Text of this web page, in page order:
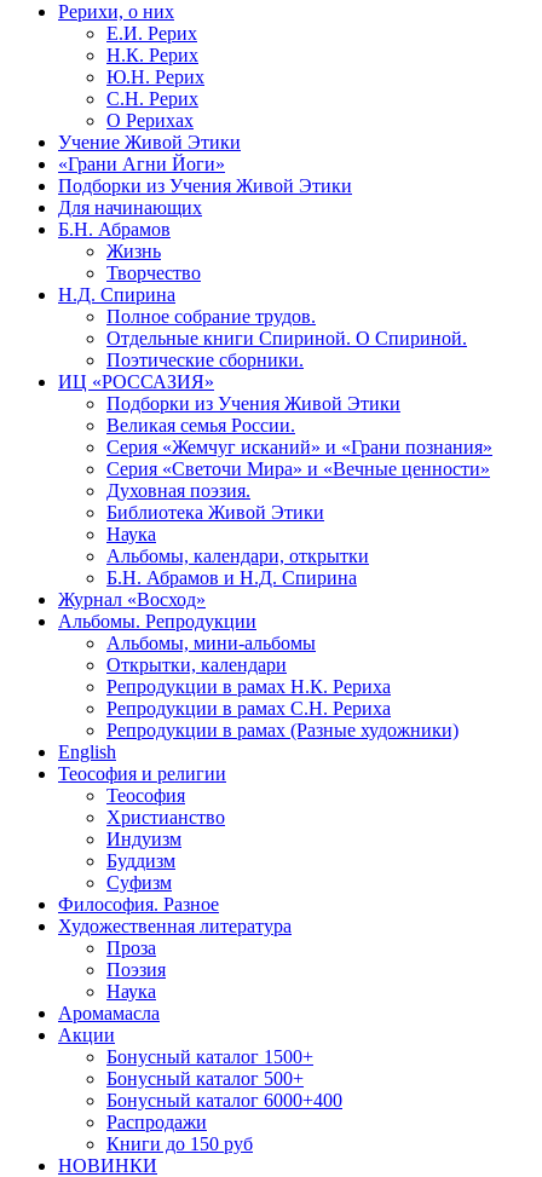
Рерихи, о них
Е.И. Рерих
Н.К. Рерих
Ю.Н. Рерих
С.Н. Рерих
О Рерихах
Учение Живой Этики
«Грани Агни Йоги»
Подборки из Учения Живой Этики
Для начинающих
Б.Н. Абрамов
Жизнь
Творчество
Н.Д. Спирина
Полное собрание трудов.
Отдельные книги Спириной. О Спириной.
Поэтические сборники.
ИЦ «РОССАЗИЯ»
Подборки из Учения Живой Этики
Великая семья России.
Серия «Жемчуг исканий» и «Грани познания»
Серия «Светочи Мира» и «Вечные ценности»
Духовная поэзия.
Библиотека Живой Этики
Наука
Альбомы, календари, открытки
Б.Н. Абрамов и Н.Д. Спирина
Журнал «Восход»
Альбомы. Репродукции
Альбомы, мини-альбомы
Открытки, календари
Репродукции в рамах Н.К. Рериха
Репродукции в рамах С.Н. Рериха
Репродукции в рамах (Разные художники)
English
Теософия и религии
Теософия
Христианство
Индуизм
Буддизм
Суфизм
Философия. Разное
Художественная литература
Проза
Поэзия
Наука
Аромамасла
Акции
Бонусный каталог 1500+
Бонусный каталог 500+
Бонусный каталог 6000+400
Распродажи
Книги до 150 руб
НОВИНКИ